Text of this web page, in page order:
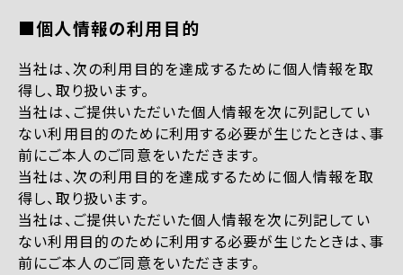
■個人情報の利用目的
当社は、次の利用目的を達成するために個人情報を取
得し、取り扱います。
当社は、ご提供いただいた個人情報を次に列記してい
ない利用目的のために利用する必要が生じたときは、事
前にご本人のご同意をいただきます。
当社は、次の利用目的を達成するために個人情報を取
得し、取り扱います。
当社は、ご提供いただいた個人情報を次に列記してい
ない利用目的のために利用する必要が生じたときは、事
前にご本人のご同意をいただきます。